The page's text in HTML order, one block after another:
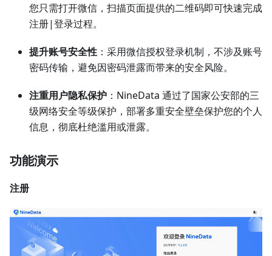
您只需打开微信，扫描页面提供的二维码即可快速完成
注册|登录过程。
提升账号安全性 ：采用微信授权登录机制，不涉及账号
密码传输，避免因密码泄露而带来的安全风险。
注重用户隐私保护 ：NineData 通过了国家公安部的三
级网络安全等级保护，部署多重安全壁垒保护您的个人
信息，彻底杜绝滥用或泄露。
功能演示
注册